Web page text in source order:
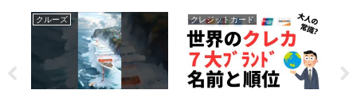
クルーズ クレジットカード